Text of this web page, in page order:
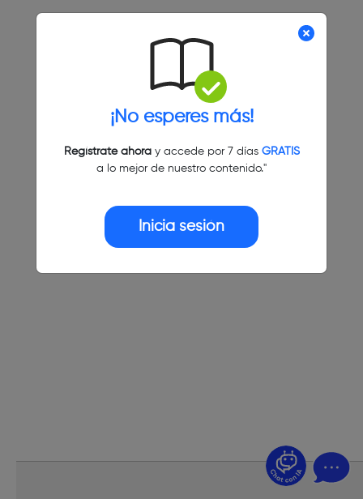
¡No esperes más!
Regístrate ahoray accede por 7 días GRATIS
a lo mejor de nuestro contenido."
Inicia sesión